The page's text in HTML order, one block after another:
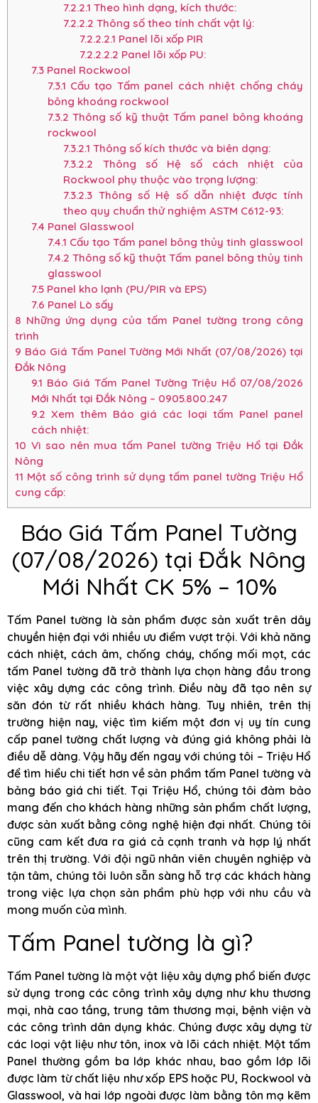
7.2.2.1 Theo hình dạng, kích thước:
7.2.2.2 Thông số theo tính chất vật lý:
7.2.2.2.1 Panel lõi xốp PIR
7.2.2.2.2 Panel lõi xốp PU:
7.3Panel Rockwool
7.3.1 Cấu tạo Tấm panel cách nhiệt chống cháy
bông khoáng rockwool
7.3.2 Thông số kỹ thuật Tấm panel bông khoáng
rockwool
7.3.2.1 Thông số kích thước và biên dạng:
7.3.2.2 Thông số Hệ số cách nhiệt của
Rockwool phụ thuộc vào trọng lượng:
7.3.2.3 Thông số Hệ số dẫn nhiệt được tính
theo quy chuẩn thử nghiệm ASTM C612-93:
7.4 Panel Glasswool
7.4.1 Cấu tạo Tấm panel bông thủy tinh glasswool
7.4.2 Thông số kỹ thuật Tấm panel bông thủy tinh
glasswool
7.5Panel kho lạnh (PU/PIR và EPS)
7.6 Panel Lò sấy
8 Những ứng dụng của tấm Panel tường trong công
trình
9 Báo Giá Tấm Panel Tường Mới Nhất (07/08/2026) tại
Đắk Nông
9.1 Báo Giá Tấm Panel Tường Triệu Hổ 07/08/2026
Mới Nhất tại Đắk Nông – 0905.800.247
9.2 Xem thêm Báo giá các loại tấm Panel panel
cách nhiệt:
10 Vì sao nên mua tấm Panel tường Triệu Hổ tại Đắk
Nông
11 Một số công trình sử dụng tấm panel tường Triệu Hổ
cung cấp:
Báo Giá Tấm Panel Tường
(07/08/2026) tại Đắk Nông
Mới Nhất CK 5% – 10%
Tấm Panel tường là sản phẩm được sản xuất trên dây
chuyền hiện đại với nhiều ưu điểm vượt trội. Với khả năng
cách nhiệt, cách âm, chống cháy, chống mối mọt, các
tấm Panel tường đã trở thành lựa chọn hàng đầu trong
việc xây dựng các công trình. Điều này đã tạo nên sự
săn đón từ rất nhiều khách hàng. Tuy nhiên, trên thị
trường hiện nay, việc tìm kiếm một đơn vị uy tín cung
cấp panel tường chất lượng và đúng giá không phải là
điều dễ dàng. Vậy hãy đến ngay với chúng tôi – Triệu Hổ
để tìm hiểu chi tiết hơn về sản phẩm tấm Panel tường và
bảng báo giá chi tiết. Tại Triệu Hổ, chúng tôi đảm bảo
mang đến cho khách hàng những sản phẩm chất lượng,
được sản xuất bằng công nghệ hiện đại nhất. Chúng tôi
cũng cam kết đưa ra giá cả cạnh tranh và hợp lý nhất
trên thị trường. Với đội ngũ nhân viên chuyên nghiệp và
tận tâm, chúng tôi luôn sẵn sàng hỗ trợ các khách hàng
trong việc lựa chọn sản phẩm phù hợp với nhu cầu và
mong muốn của mình.
Tấm Panel tường là gì?
Tấm Panel tường là một vật liệu xây dựng phổ biến được
sử dụng trong các công trình xây dựng như khu thương
mại, nhà cao tầng, trung tâm thương mại, bệnh viện và
các công trình dân dụng khác. Chúng được xây dựng từ
các loại vật liệu như tôn, inox và lõi cách nhiệt. Một tấm
Panel thường gồm ba lớp khác nhau, bao gồm lớp lõi
được làm từ chất liệu như xốp EPS hoặc PU, Rockwool và
Glasswool, và hai lớp ngoài được làm bằng tôn mạ kẽm